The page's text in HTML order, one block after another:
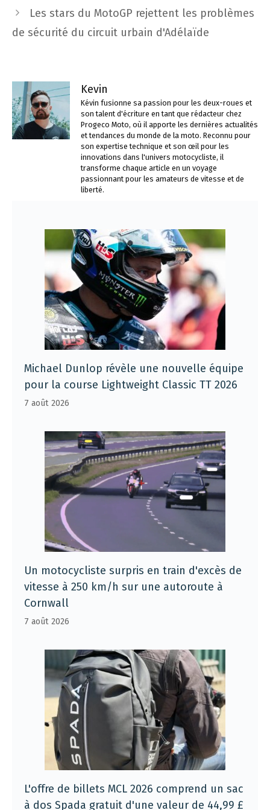
Les stars du MotoGP rejettent les problèmes
de sécurité du circuit urbain d'Adélaïde
Kevin
Kévin fusionne sa passion pour les deux-roues et
son talent d'écriture en tant que rédacteur chez
Progeco Moto, où il apporte les dernières actualités
et tendances du monde de la moto. Reconnu pour
son expertise technique et son œil pour les
innovations dans l'univers motocycliste, il
transforme chaque article en un voyage
passionnant pour les amateurs de vitesse et de
liberté.
Michael Dunlop révèle une nouvelle équipe
pour la course Lightweight Classic TT 2026
7 août 2026
Un motocycliste surpris en train d'excès de
vitesse à 250 km/h sur une autoroute à
Cornwall
7 août 2026
L'offre de billets MCL 2026 comprend un sac
à dos Spada gratuit d'une valeur de 44,99 £